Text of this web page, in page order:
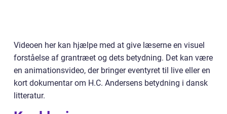
Videoen her kan hjælpe med at give læserne en visuel
forståelse af grantræet og dets betydning. Det kan være
en animationsvideo, der bringer eventyret til live eller en
kort dokumentar om H.C. Andersens betydning i dansk
litteratur.